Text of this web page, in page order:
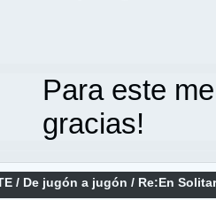
Para este
gracias!
/ De jugón a jugón / Re:En